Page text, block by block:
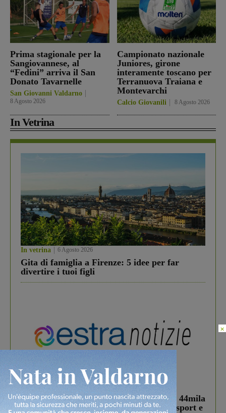
Prima stagionale per la
Sangiovannese, al
“Fedini” arriva il San
Donato Tavarnelle
San Giovanni Valdarno
8 Agosto 2026
Campionato nazionale
Juniores, girone
interamente toscano per
Terranuova Traiana e
Montevarchi
Calcio Giovanili 8 Agosto 2026
In Vetrina
In vetrina 6 Agosto 2026
Gita di famiglia a Firenze: 5 idee per far
divertire i tuoi figli
In vetrina 3 Agosto 2026
Estra Notizie agosto: Smart Cities, oltre 44mila
studenti coinvolti, torna il bando per lo sport e
×